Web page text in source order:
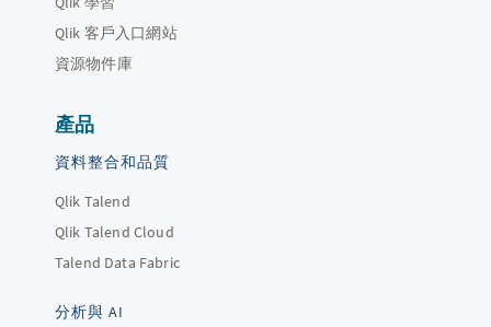
Qlik 客戶入口網站
資源物件庫
產品
資料整合和品質
Qlik Talend
Qlik Talend Cloud
Talend Data Fabric
分析與 AI